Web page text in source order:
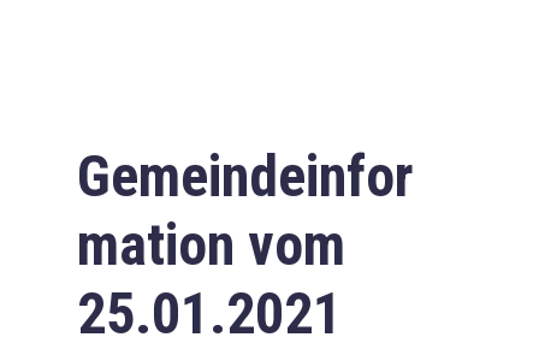
Gemeindeinfor
mation vom
25.01.2021